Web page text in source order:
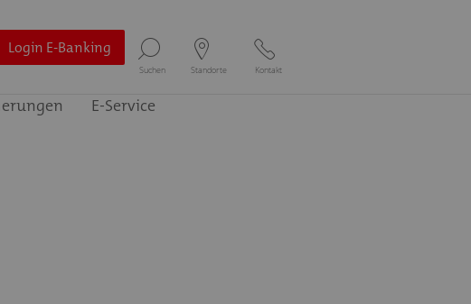
E-Service
Login E-Banking
Suchen Standorte Kontakt